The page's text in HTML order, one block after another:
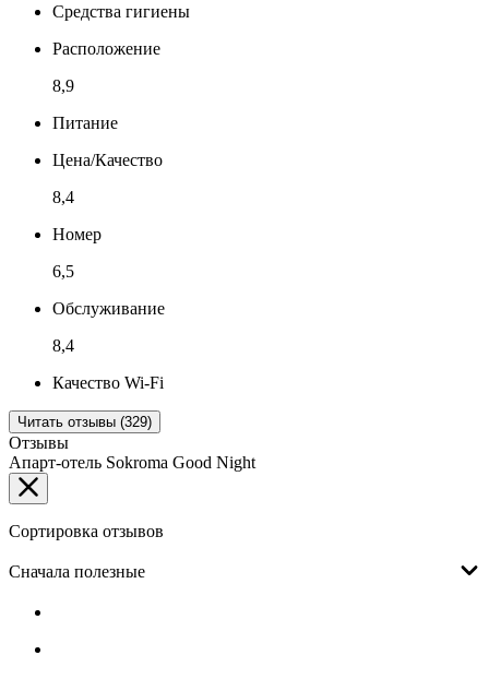
Средства гигиены
Расположение
8,9
Питание
Цена/Качество
8,4
Номер
6,5
Обслуживание
8,4
Качество Wi-Fi
Читать отзывы (329)
Отзывы
Апарт-отель Sokroma Good Night
Сортировка отзывов
Сначала полезные